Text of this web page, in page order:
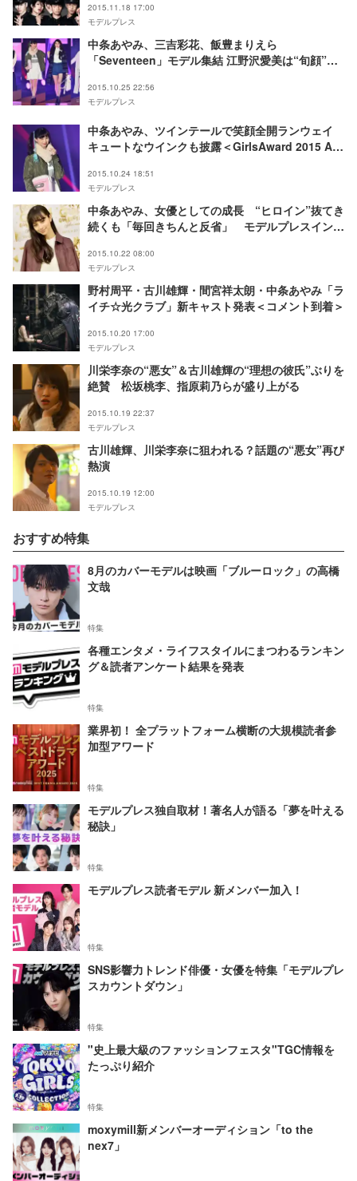
2015.11.18 17:00
モデルプレス
中条あやみ、三吉彩花、飯豊まりえら
「Seventeen」モデル集結 江野沢愛美は“旬顔”に
2015.10.25 22:56
モデルプレス
中条あやみ、ツインテールで笑顔全開ランウェイ
キュートなウインクも披露＜GirlsAward 2015 A／
2015.10.24 18:51
モデルプレス
中条あやみ、女優としての成長 “ヒロイン”抜てき
続くも「毎回きちんと反省」 モデルプレスインタ
2015.10.22 08:00
モデルプレス
野村周平・古川雄輝・間宮祥太朗・中条あやみ「ラ
イチ☆光クラブ」新キャスト発表＜コメント到着＞
2015.10.20 17:00
モデルプレス
川栄李奈の“悪女”＆古川雄輝の“理想の彼氏”ぶりを
絶賛 松坂桃李、指原莉乃らが盛り上がる
2015.10.19 22:37
モデルプレス
古川雄輝、川栄李奈に狙われる？話題の“悪女”再び
熱演
2015.10.19 12:00
モデルプレス
おすすめ特集
8月のカバーモデルは映画「ブルーロック」の高橋
文哉
特集
各種エンタメ・ライフスタイルにまつわるランキン
グ＆読者アンケート結果を発表
特集
業界初！ 全プラットフォーム横断の大規模読者参
加型アワード
特集
モデルプレス独自取材！著名人が語る「夢を叶える
秘訣」
特集
モデルプレス読者モデル 新メンバー加入！
特集
SNS影響力トレンド俳優・女優を特集「モデルプレ
スカウントダウン」
特集
"史上最大級のファッションフェスタ"TGC情報を
たっぷり紹介
特集
moxymill新メンバーオーディション「to the
nex7」